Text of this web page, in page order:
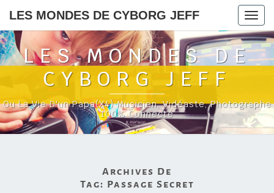
LES MONDES DE CYBORG JEFF
LES MONDES DE
CYBORG JEFF
Ou La Vie D'un Papa(x4) Musicien, Vidéaste, Photographe
100% Connecté
Archives De
Tag: Passage Secret